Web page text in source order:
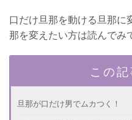
口だけ旦那を動ける旦那に
那を変えたい方は読んでみ
この
旦那が口だけ男でムカつく！